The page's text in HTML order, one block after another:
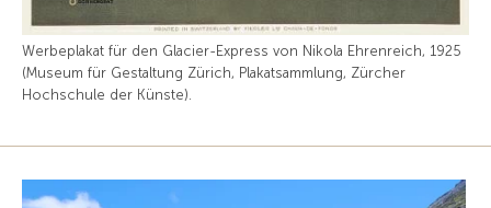
Werbeplakat für den Glacier-Express von Nikola Ehrenreich, 1925
(Museum für Gestaltung Zürich, Plakatsammlung, Zürcher
Hochschule der Künste).